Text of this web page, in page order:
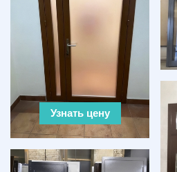
Узнать цену